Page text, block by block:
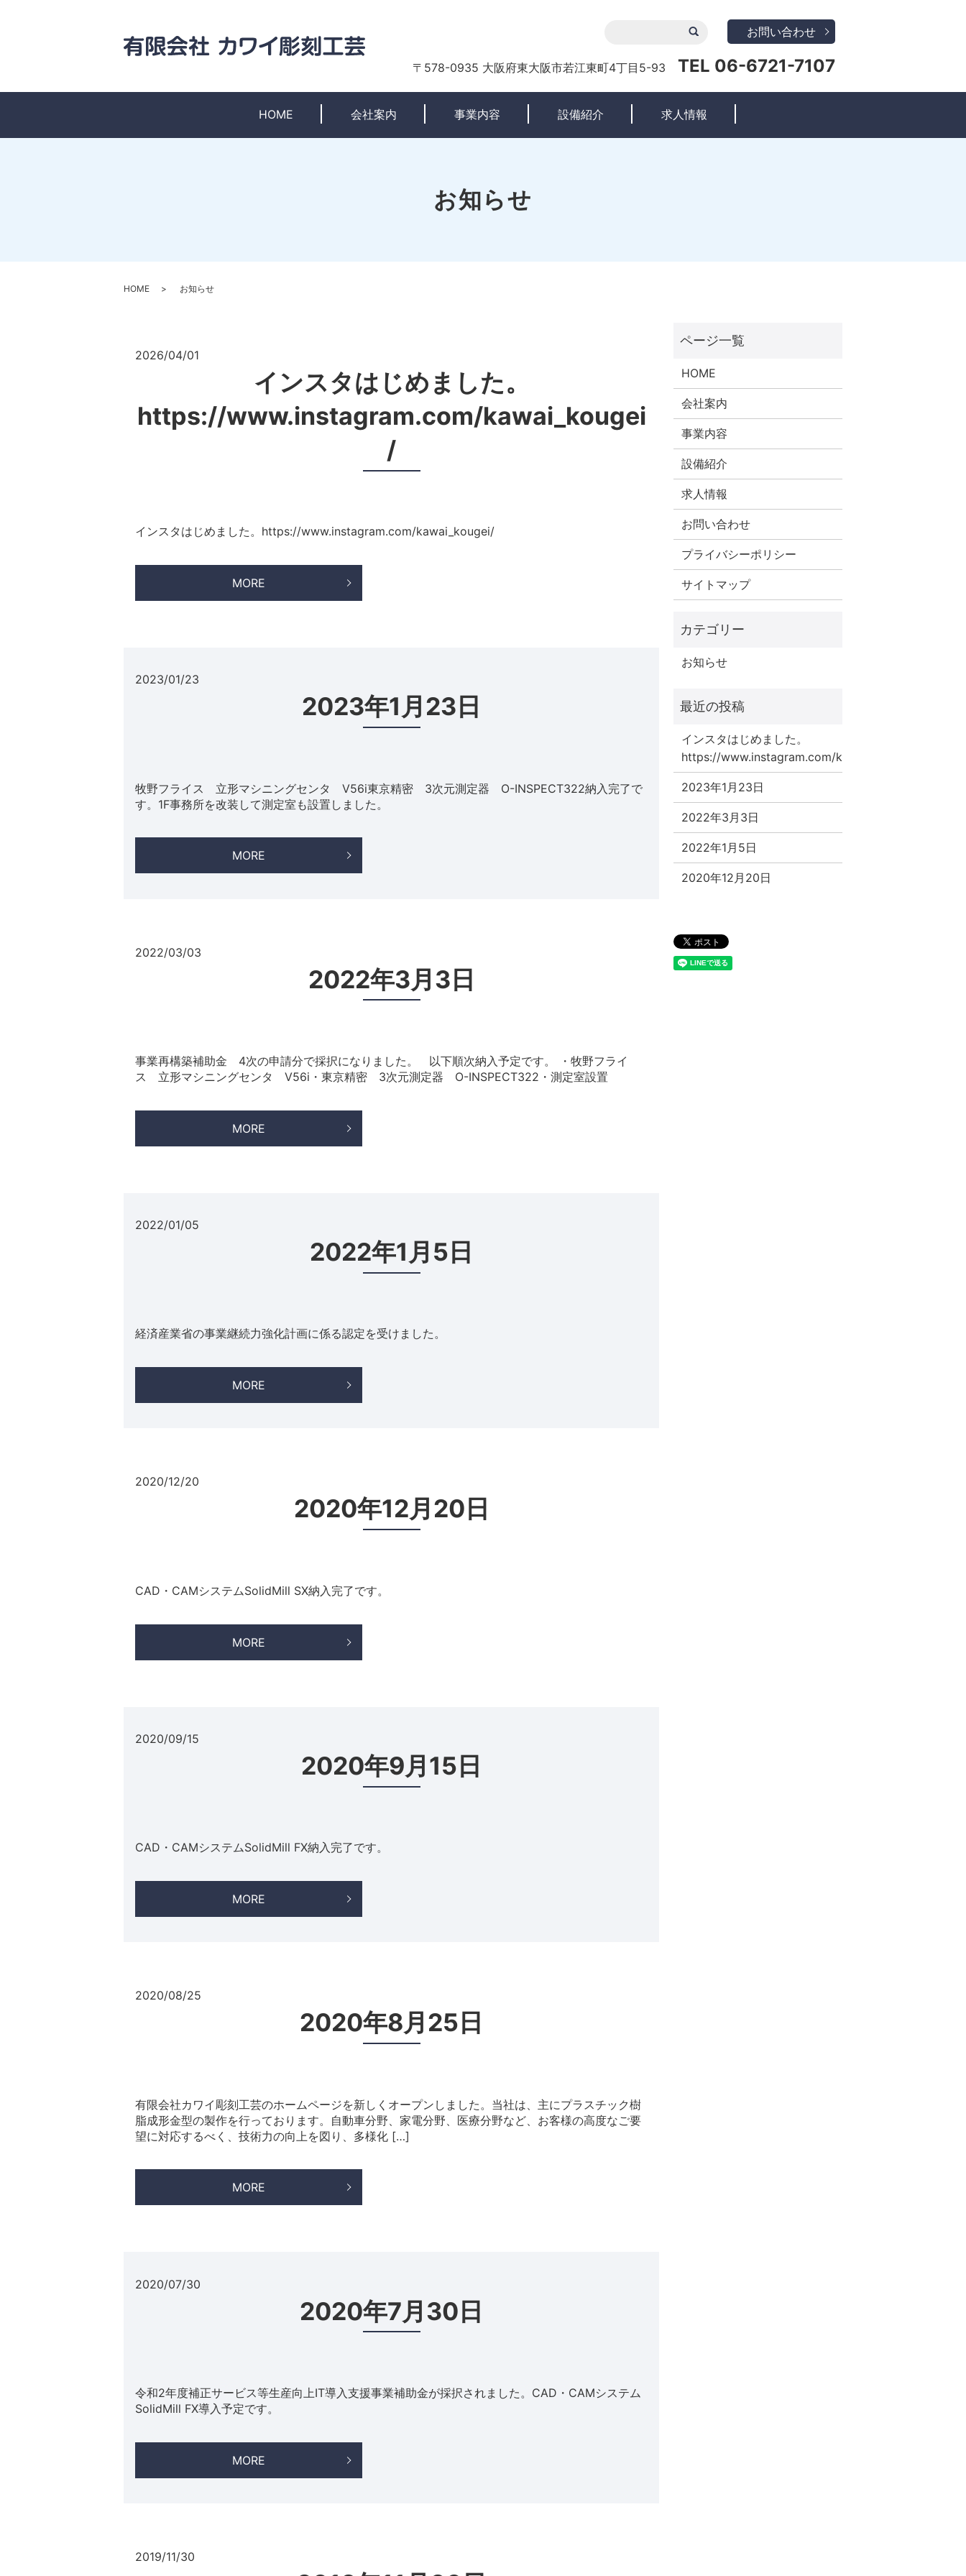
HOME 会社案内 事業内容 設備紹介
お問い合わせ
求人情報
〒578-0935 大阪府東大阪市若江東町4丁目5-93 TEL 06-6721-7107
お知らせ
HOME お知らせ
2026/04/01
インスタはじめました。
https://www.instagram.com/kawai_kougei
/
インスタはじめました。https://www.instagram.com/kawai_kougei/
MORE
2023/01/23
2023年1月23日
牧野フライス 立形マシニングセンタ V56i東京精密 3次元測定器 O-INSPECT322納入完了で
す。1F事務所を改装して測定室も設置しました。
MORE
2022/03/03
2022年3月3日
事業再構築補助金 4次の申請分で採択になりました。 以下順次納入予定です。 ・牧野フライ
ス 立形マシニングセンタ V56i・東京精密 3次元測定器 O-INSPECT322・測定室設置
MORE
2022/01/05
2022年1月5日
経済産業省の事業継続力強化計画に係る認定を受けました。
MORE
2020/12/20
2020年12月20日
CAD・CAMシステムSolidMill SX納入完了です。
MORE
2020/09/15
2020年9月15日
CAD・CAMシステムSolidMill FX納入完了です。
MORE
2020/08/25
2020年8月25日
有限会社カワイ彫刻工芸のホームページを新しくオープンしました。当社は、主にプラスチック樹
脂成形金型の製作を行っております。自動車分野、家電分野、医療分野など、お客様の高度なご要
望に対応するべく、技術力の向上を図り、多様化 […]
MORE
2020/07/30
2020年7月30日
令和2年度補正サービス等生産向上IT導入支援事業補助金が採択されました。CAD・CAMシステム
SolidMill FX導入予定です。
MORE
2019/11/30
HOME
会社案内
事業内容
設備紹介
求人情報
お問い合わせ
プライバシーポリシー
サイトマップ
お知らせ
インスタはじめました。
https://www.instagram.com/kawai_kougei/
2023年1月23日
2022年3月3日
2022年1月5日
2020年12月20日